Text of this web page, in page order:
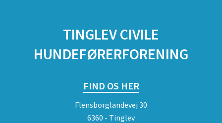
TINGLEV CIVILE
HUNDEFØRERFORENING
FIND OS HER
Flensborglandevej 30
6360 - Tinglev